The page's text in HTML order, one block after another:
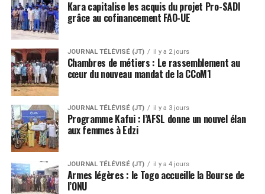
Kara capitalise les acquis du projet Pro-SADI
grâce au cofinancement FAO-UE
JOURNAL TÉLÉVISÉ (JT) il y a 2 jours
Chambres de métiers : Le rassemblement au
cœur du nouveau mandat de la CCoM1
JOURNAL TÉLÉVISÉ (JT) il y a 3 jours
Programme Kafui : l’AFSL donne un nouvel élan
aux femmes à Edzi
JOURNAL TÉLÉVISÉ (JT) il y a 4 jours
Armes légères : le Togo accueille la Bourse de
l’ONU